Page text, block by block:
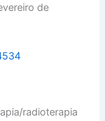
de
radioterapia